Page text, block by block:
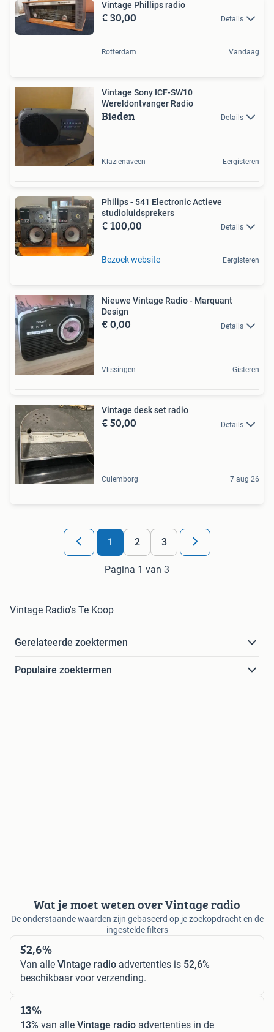
Vintage Phillips radio
€ 30,00 Details
Rotterdam Vandaag
Vintage Sony ICF-SW10
Wereldontvanger Radio
Bieden Details
Klazienaveen Eergisteren
Philips - 541 Electronic Actieve
studioluidsprekers
€ 100,00 Details
Bezoek website Eergisteren
Nieuwe Vintage Radio - Marquant
Design
€ 0,00 Details
Vlissingen Gisteren
Vintage desk set radio
€ 50,00 Details
Culemborg 7 aug 26
1 2 3
Pagina 1 van 3
Vintage Radio's Te Koop
Gerelateerde zoektermen
Populaire zoektermen
Wat je moet weten over Vintage radio
De onderstaande waarden zijn gebaseerd op je zoekopdracht en de
ingestelde filters
52,6%
Van alle Vintage radio advertenties is 52,6%
beschikbaar voor verzending.
13%
13% van alle Vintage radio advertenties in de